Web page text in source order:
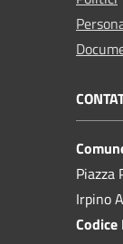
Piazza
Irpino
Codice